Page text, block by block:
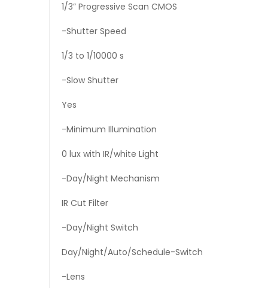
1/3” Progressive Scan CMOS
-Shutter Speed
1/3 to 1/10000 s
-Slow Shutter
Yes
-Minimum Illumination
0 lux with IR/white Light
-Day/Night Mechanism
IR Cut Filter
-Day/Night Switch
Day/Night/Auto/Schedule-Switch
-Lens